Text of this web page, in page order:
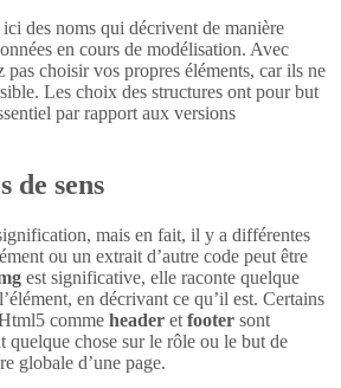
des noms qui décrivent de manière
en cours de modélisation. Avec
choisir vos propres éléments, car ils ne
Les choix des structures ont pour but
par rapport aux versions
de sens
mais en fait, il y a différentes
ou un extrait d’autre code peut être
est significative, elle raconte quelque
en décrivant ce qu’il est. Certains
comme header et footer sont
chose sur le rôle ou le but de
globale d’une page.